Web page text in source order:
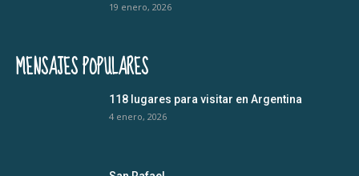
19 enero, 2026
MENSAJES POPULARES
118 lugares para visitar en Argentina
4 enero, 2026